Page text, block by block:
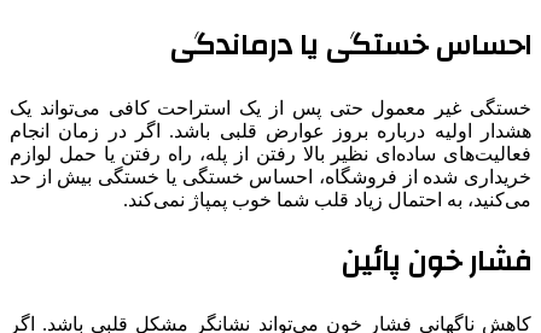
احساس خستگی یا درماندگی
خستگی غیر معمول حتی پس از یک استراحت کافی می‌تواند یک
هشدار اولیه درباره بروز عوارض قلبی باشد. اگر در زمان انجام
فعالیت‌های ساده‌ای نظیر بالا رفتن از پله، راه رفتن یا حمل لوازم
خریداری شده از فروشگاه، احساس خستگی یا خستگی بیش از حد
می‌کنید، به احتمال زیاد قلب شما خوب پمپاژ نمی‌کند.
فشار خون پائین
کاهش ناگهانی فشار خون می‌تواند نشانگر مشکل قلبی باشد. اگر